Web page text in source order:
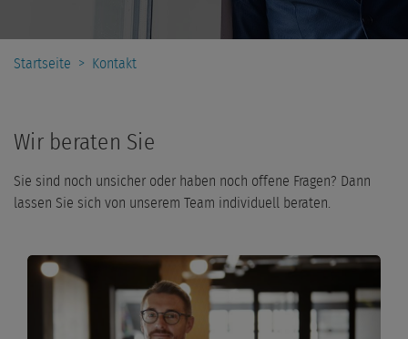
Startseite > Kontakt
Wir beraten Sie
Sie sind noch unsicher oder haben noch offene Fragen? Dann
lassen Sie sich von unserem Team individuell beraten.